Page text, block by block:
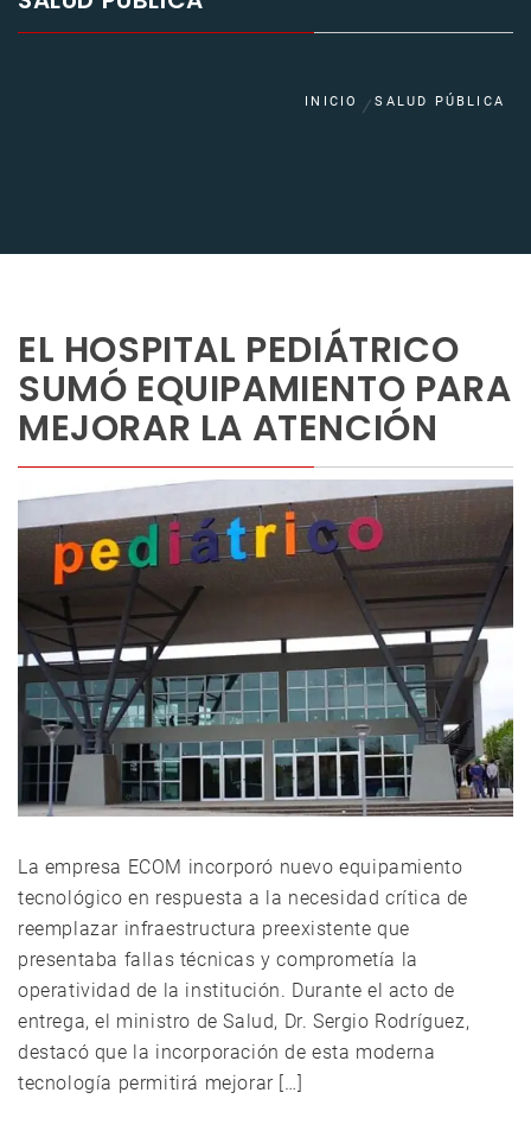
INICIO SALUD PÚBLICA
EL HOSPITAL PEDIÁTRICO
SUMÓ EQUIPAMIENTO PARA
MEJORAR LA ATENCIÓN
La empresa ECOM incorporó nuevo equipamiento
tecnológico en respuesta a la necesidad crítica de
reemplazar infraestructura preexistente que
presentaba fallas técnicas y comprometía la
operatividad de la institución. Durante el acto de
entrega, el ministro de Salud, Dr. Sergio Rodríguez,
destacó que la incorporación de esta moderna
tecnología permitirá mejorar […]